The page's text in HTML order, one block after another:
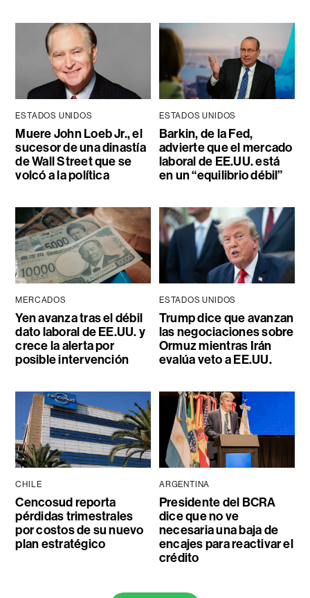
ESTADOS UNIDOS
Muere John Loeb Jr., el
sucesor de una dinastía
de Wall Street que se
volcó a la política
ESTADOS UNIDOS
Barkin, de la Fed,
advierte que el mercado
laboral de EE.UU. está
en un “equilibrio débil”
MERCADOS
Yen avanza tras el débil
dato laboral de EE.UU. y
crece la alerta por
posible intervención
ESTADOS UNIDOS
Trump dice que avanzan
las negociaciones sobre
Ormuz mientras Irán
evalúa veto a EE.UU.
CHILE
Cencosud reporta
pérdidas trimestrales
por costos de su nuevo
plan estratégico
ARGENTINA
Presidente del BCRA
dice que no ve
necesaria una baja de
encajes para reactivar el
crédito